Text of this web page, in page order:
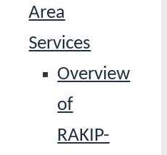
Area
Services
Overview
of
RAKIP-